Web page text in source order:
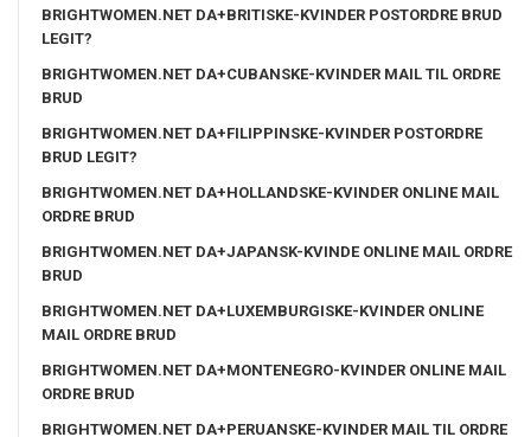
BRIGHTWOMEN.NET DA+BRITISKE-KVINDER POSTORDRE BRUD
LEGIT?
BRIGHTWOMEN.NET DA+CUBANSKE-KVINDER MAIL TIL ORDRE
BRUD
BRIGHTWOMEN.NET DA+FILIPPINSKE-KVINDER POSTORDRE
BRUD LEGIT?
BRIGHTWOMEN.NET DA+HOLLANDSKE-KVINDER ONLINE MAIL
ORDRE BRUD
BRIGHTWOMEN.NET DA+JAPANSK-KVINDE ONLINE MAIL ORDRE
BRUD
BRIGHTWOMEN.NET DA+LUXEMBURGISKE-KVINDER ONLINE
MAIL ORDRE BRUD
BRIGHTWOMEN.NET DA+MONTENEGRO-KVINDER ONLINE MAIL
ORDRE BRUD
BRIGHTWOMEN.NET DA+PERUANSKE-KVINDER MAIL TIL ORDRE